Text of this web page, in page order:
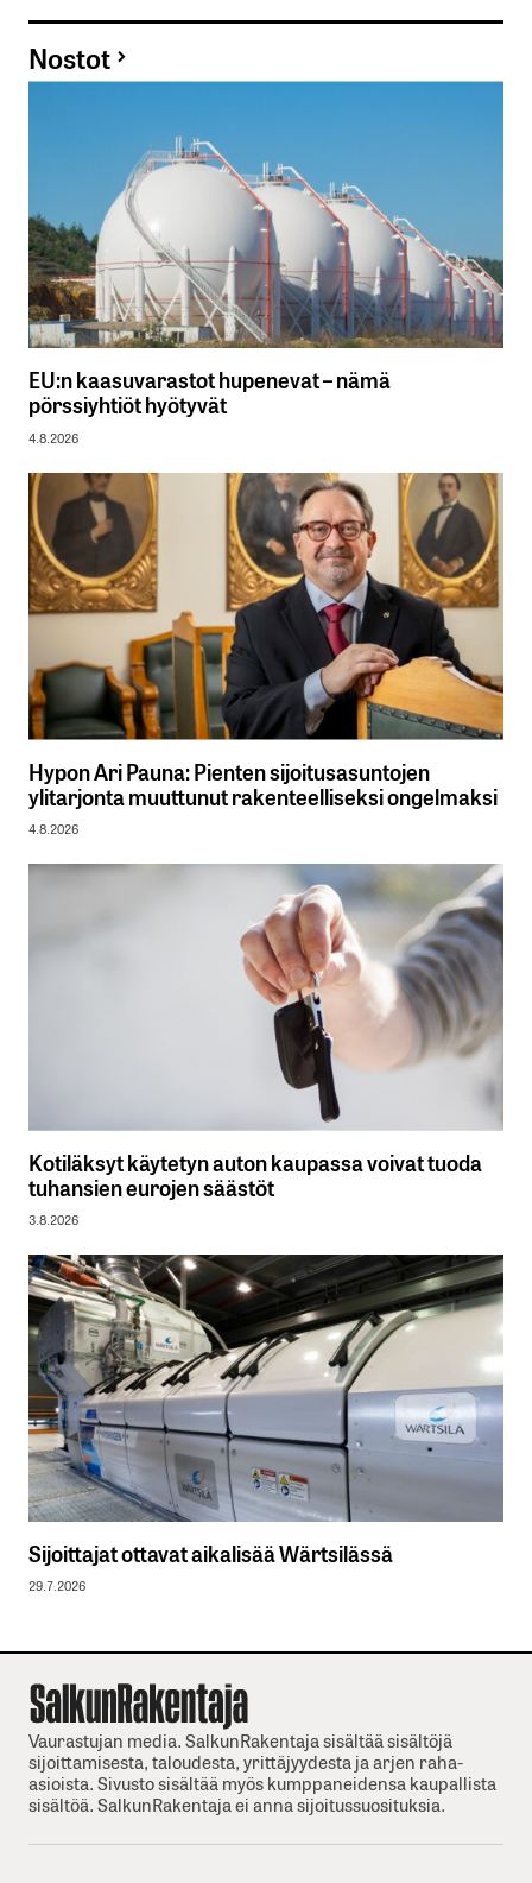
Nostot
EU:n kaasuvarastot hupenevat – nämä
pörssiyhtiöt hyötyvät
4.8.2026
Hypon Ari Pauna: Pienten sijoitusasuntojen
ylitarjonta muuttunut rakenteelliseksi ongelmaksi
4.8.2026
Kotiläksyt käytetyn auton kaupassa voivat tuoda
tuhansien eurojen säästöt
3.8.2026
Sijoittajat ottavat aikalisää Wärtsilässä
29.7.2026
Vaurastujan media. SalkunRakentaja sisältää sisältöjä
sijoittamisesta, taloudesta, yrittäjyydesta ja arjen raha-
asioista. Sivusto sisältää myös kumppaneidensa kaupallista
sisältöä. SalkunRakentaja ei anna sijoitussuosituksia.